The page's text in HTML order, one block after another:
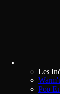
Les
Pop